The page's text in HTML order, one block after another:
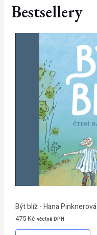
Bestsellery
Být blíž - Hana Pinknerová
475Kč včetně DPH